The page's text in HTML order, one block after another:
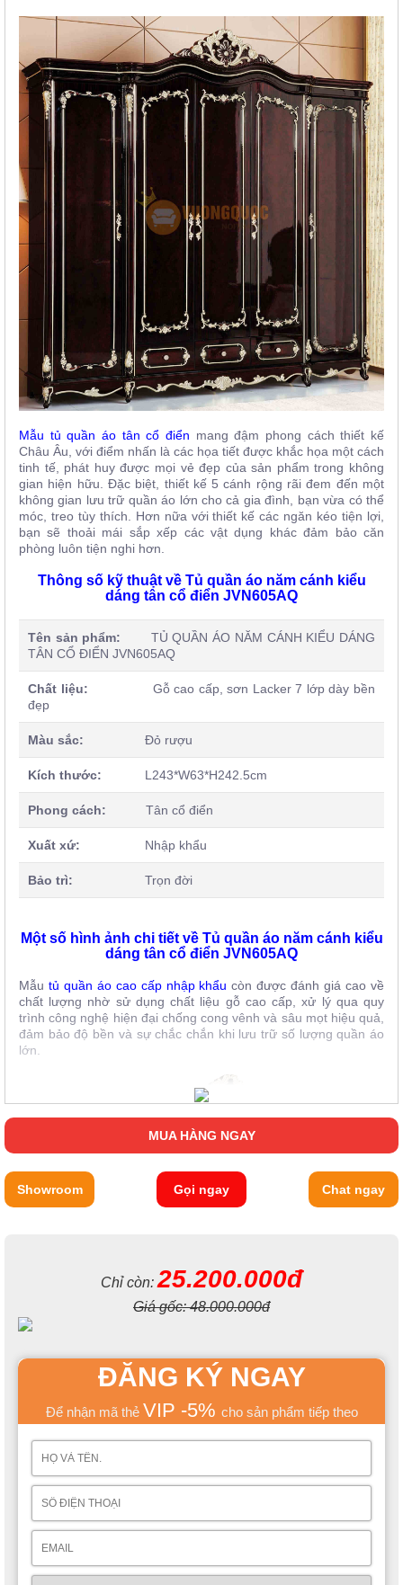
Mẫu tủ quần áo tân cổ điển mang đậm phong cách thiết kế
Châu Âu, với điểm nhấn là các họa tiết được khắc họa một cách
tinh tế, phát huy được mọi vẻ đẹp của sản phẩm trong không
gian hiện hữu. Đặc biệt, thiết kế 5 cánh rộng rãi đem đến một
không gian lưu trữ quần áo lớn cho cả gia đình, bạn vừa có thể
móc, treo tùy thích. Hơn nữa với thiết kế các ngăn kéo tiện lợi,
bạn sẽ thoải mái sắp xếp các vật dụng khác đảm bảo căn
phòng luôn tiện nghi hơn.
Thông số kỹ thuật về Tủ quần áo năm cánh kiểu
dáng tân cổ điển JVN605AQ
Tên sản phẩm:
TỦ QUẦN ÁO NĂM CÁNH KIỂU DÁNG
TÂN CỔ ĐIỂN JVN605AQ
Chất liệu:
Gỗ cao cấp, sơn Lacker 7 lớp dày bền
đẹp
Màu sắc: Đỏ rượu
Kích thước: L243*W63*H242.5cm
Phong cách: Tân cổ điển
Xuất xứ: Nhập khẩu
Bảo trì: Trọn đời
Một số hình ảnh chi tiết về Tủ quần áo năm cánh kiểu
dáng tân cổ điển JVN605AQ
Mẫu tủ quần áo cao cấp nhập khẩu còn được đánh giá cao về
chất lượng nhờ sử dụng chất liệu gỗ cao cấp, xử lý qua quy
trình công nghệ hiện đại chống cong vênh và sâu mọt hiệu quả,
đảm bảo độ bền và sự chắc chắn khi lưu trữ số lượng quần áo
lớn.
Cùng với đó, toàn bộ bề mặt còn được bao phủ 7 lớp sơn
Lacker dày, bền màu mà lại chống xước vô cùng hiệu quả. Đặc
biệt đây là một trong những loại sơn nội thất được đánh giá rất
cao về chất lượng khi mà chúng không hề chứa bất kì thành
phần hóa học độc hại nào đối với sức khỏe con người.
MUA HÀNG NGAY
Showroom Gọi ngay Chat ngay
Chỉ còn:25.200.000đ
Giá gốc:48.000.000đ
ĐĂNG KÝ NGAY
Để nhận mã thẻ VIP -5% cho sản phẩm tiếp theo